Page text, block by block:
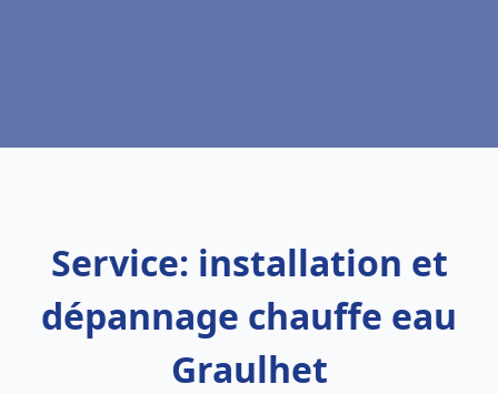
Service: installation et
dépannage chauffe eau
Graulhet